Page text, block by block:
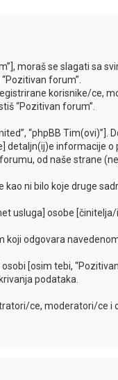
moraš se slagati sa
forum”.
korisnike/ce,
“Pozitivan forum”.
“phpBB Tim(ovi)”].
detaljn(ij)e informacije o
od naše strane
ni bilo koje druge
usluga] osobe
odgovara
[osim tebi,
podataka.
ce, moderatori/ce i